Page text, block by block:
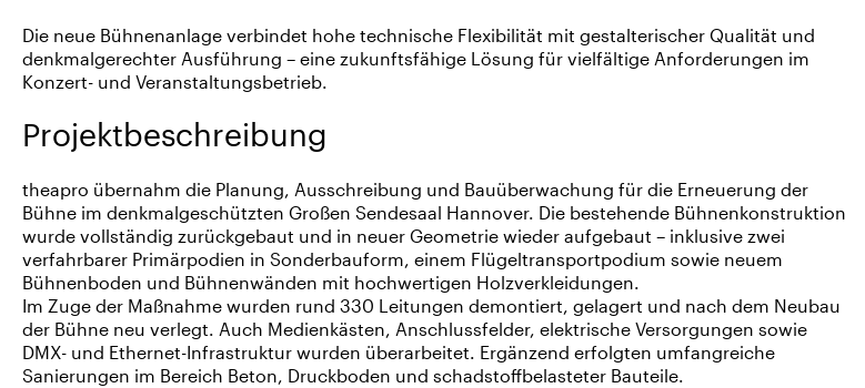
Die neue Bühnenanlage verbindet hohe technische Flexibilität mit gestalterischer Qualität und
denkmalgerechter Ausführung – eine zukunftsfähige Lösung für vielfältige Anforderungen im
Konzert- und Veranstaltungsbetrieb.
Projektbeschreibung
theapro übernahm die Planung, Ausschreibung und Bauüberwachung für die Erneuerung der
Bühne im denkmalgeschützten Großen Sendesaal Hannover. Die bestehende Bühnenkonstruktion
wurde vollständig zurückgebaut und in neuer Geometrie wieder aufgebaut – inklusive zwei
verfahrbarer Primärpodien in Sonderbauform, einem Flügeltransportpodium sowie neuem
Bühnenboden und Bühnenwänden mit hochwertigen Holzverkleidungen.
Im Zuge der Maßnahme wurden rund 330 Leitungen demontiert, gelagert und nach dem Neubau
der Bühne neu verlegt. Auch Medienkästen, Anschlussfelder, elektrische Versorgungen sowie
DMX- und Ethernet-Infrastruktur wurden überarbeitet. Ergänzend erfolgten umfangreiche
Sanierungen im Bereich Beton, Druckboden und schadstoffbelasteter Bauteile.